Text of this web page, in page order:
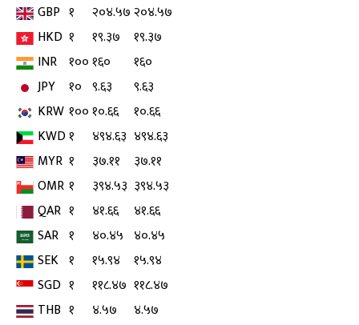
GBP १ २०४.५७ २०४.५७
HKD १ १९.३७
१९.३७
INR १००१६०
१६०
JPY
१० ९.६३
९.६३
KRW १००१०.६६
१०.६६
KWD१ ४९४.६३ ४९४.६३
MYR १ ३७.११
३७.११
OMR १ ३९४.५३ ३९४.५३
QAR १ ४१.६६
४१.६६
SAR १ ४०.४५ ४०.४५
SEK १ १५.९४
१५.९४
SGD १ ११८.४७ ११८.४७
THB १ ४.५७
४.५७